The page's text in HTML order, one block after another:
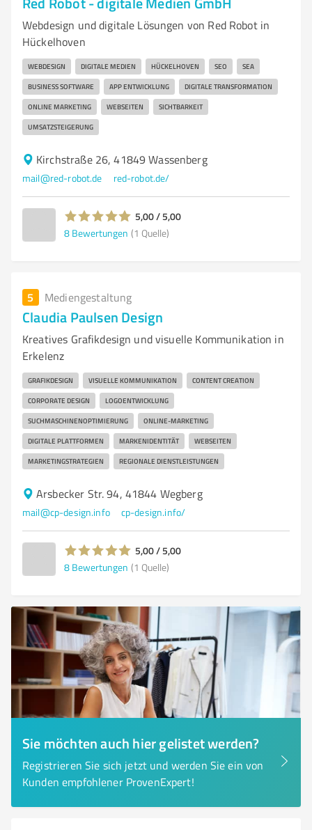
Webdesign und digitale Lösungen von Red Robot in
Hückelhoven
WEBDESIGN DIGITALE MEDIEN HÜCKELHOVEN SEO SEA
BUSINESS SOFTWARE APP ENTWICKLUNG DIGITALE TRANSFORMATION
ONLINE MARKETING WEBSEITEN SICHTBARKEIT
UMSATZSTEIGERUNG
Kirchstraße 26, 41849 Wassenberg
mail@red-robot.de red-robot.de/
5,00 / 5,00
8 Bewertungen (1 Quelle)
5 Mediengestaltung
Claudia Paulsen Design
Kreatives Grafikdesign und visuelle Kommunikation in
Erkelenz
GRAFIKDESIGN VISUELLE KOMMUNIKATION CONTENT CREATION
CORPORATE DESIGN LOGOENTWICKLUNG
SUCHMASCHINENOPTIMIERUNG ONLINE-MARKETING
DIGITALE PLATTFORMEN MARKENIDENTITÄT WEBSEITEN
MARKETINGSTRATEGIEN REGIONALE DIENSTLEISTUNGEN
Arsbecker Str. 94, 41844 Wegberg
mail@cp-design.info cp-design.info/
5,00 / 5,00
8 Bewertungen (1 Quelle)
Sie möchten auch hier gelistet werden?
Registrieren Sie sich jetzt und werden Sie ein von
Kunden empfohlener ProvenExpert!